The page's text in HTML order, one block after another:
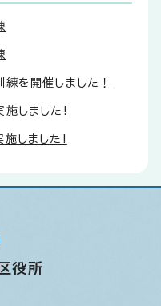
を開催しました！
しました!
しました!
役所